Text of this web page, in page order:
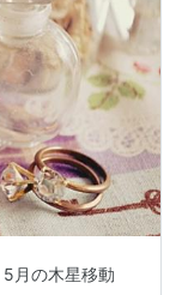
月の木星移動